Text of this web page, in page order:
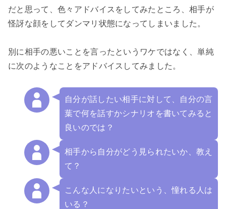
だと思って、色々アドバイスをしてみたところ、相手が
怪訝な顔をしてダンマリ状態になってしまいました。
別に相手の悪いことを言ったというワケではなく、単純
に次のようなことをアドバイスしてみました。
自分が話したい相手に対して、自分の言
葉で何を話すかシナリオを書いてみると
良いのでは？
相手から自分がどう見られたいか、教え
て？
こんな人になりたいという、憧れる人は
いる？